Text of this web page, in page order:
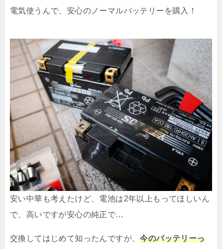
電気使うんで、安心のノーマルバッテリーを購入！
安い中華も考えたけど、電池は2年以上もってほしいん
で、高いですが安心の純正で…
交換してはじめて知ったんですが、今のバッテリーっ